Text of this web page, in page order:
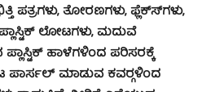
ಪತ್ರಗಳು, ತೋರಣಗಳು, ಫ್ಲೆಕ್ಸ್‍ಗಳು,
ಪ್ಲಾಸ್ಟಿಕ್ ಲೋಟಗಳು, ಮದುವೆ
ಹಾಳೆಗಳಿಂದ ಪರಿಸರಕ್ಕೆ
ಮಾಡುವ ಕವರ್‍ಗಳಿಂದ